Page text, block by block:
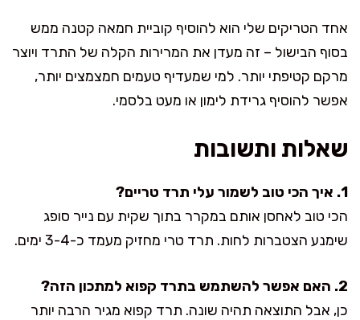
אחד הטריקים שלי הוא להוסיף קוביית חמאה קטנה ממש
בסוף הבישול – זה מעדן את המרירות הקלה של התרד ויוצר
מרקם קטיפתי יותר. למי שמעדיף טעמים חמצמצים יותר,
אפשר להוסיף גרידת לימון או מעט בלסמי.
שאלות ותשובות
1. איך הכי טוב לשמור עלי תרד טריים?
הכי טוב לאחסן אותם במקרר בתוך שקית עם נייר סופג
שימנע הצטברות לחות. תרד טרי מחזיק מעמד כ-3-4 ימים.
2. האם אפשר להשתמש בתרד קפוא למתכון הזה?
כן, אבל התוצאה תהיה שונה. תרד קפוא מגיר הרבה יותר